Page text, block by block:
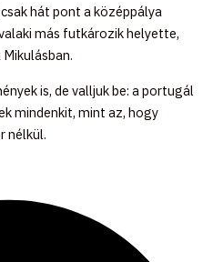
hát pont a középpálya
más futkározik helyette,
is, de valljuk be: a portugál
mindenkit, mint az, hogy
nélkül.